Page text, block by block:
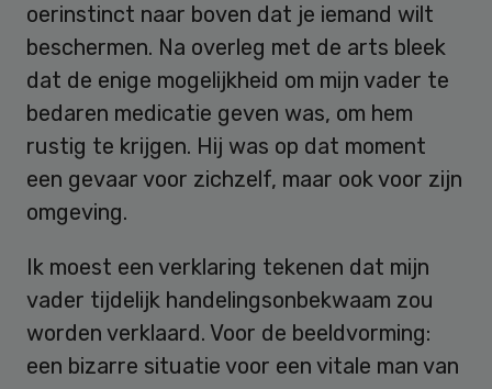
oerinstinct naar boven dat je iemand wilt
beschermen. Na overleg met de arts bleek
dat de enige mogelijkheid om mijn vader te
bedaren medicatie geven was, om hem
rustig te krijgen. Hij was op dat moment
een gevaar voor zichzelf, maar ook voor zijn
omgeving.
Ik moest een verklaring tekenen dat mijn
vader tijdelijk handelingsonbekwaam zou
worden verklaard. Voor de beeldvorming:
een bizarre situatie voor een vitale man van